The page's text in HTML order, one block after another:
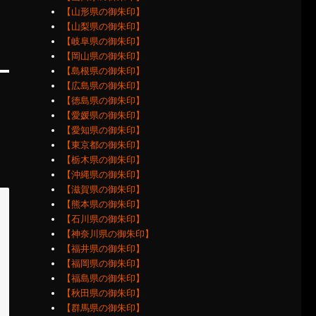
【山形県の御朱印】
【山梨県の御朱印】
【岐阜県の御朱印】
【岡山県の御朱印】
【島根県の御朱印】
【広島県の御朱印】
【徳島県の御朱印】
【愛媛県の御朱印】
【愛知県の御朱印】
【東京都の御朱印】
【栃木県の御朱印】
【沖縄県の御朱印】
【滋賀県の御朱印】
【熊本県の御朱印】
【石川県の御朱印】
【神奈川県の御朱印】
【福井県の御朱印】
【福岡県の御朱印】
【福島県の御朱印】
【秋田県の御朱印】
【群馬県の御朱印】